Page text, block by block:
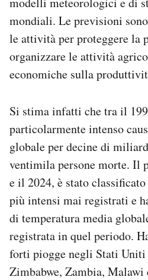
mondiali. Le previsioni
le attività per proteggere la
organizzare le attività
economiche sulla
Si stima infatti che tra il
particolarmente intenso
globale per decine di
ventimila persone morte. Il
e il 2024, è stato
più intensi mai registrati e
di temperatura media
registrata in quel periodo.
forti piogge negli Stati
Zimbabwe, Zambia, Malawi